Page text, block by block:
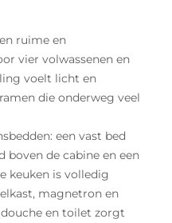
ruime en
vier volwassenen en
voelt licht en
die onderweg veel
een vast bed
boven de cabine en een
keuken is volledig
magnetron en
en toilet zorgt